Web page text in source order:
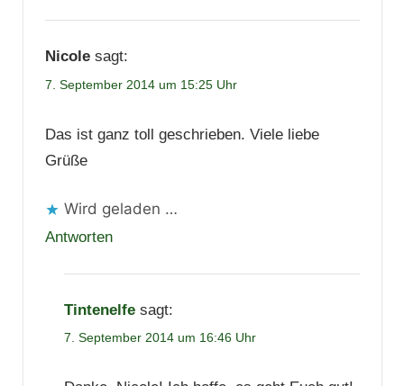
Nicole sagt:
7. September 2014 um 15:25 Uhr
Das ist ganz toll geschrieben. Viele liebe
Grüße
Wird geladen …
Antworten
Tintenelfe sagt:
7. September 2014 um 16:46 Uhr